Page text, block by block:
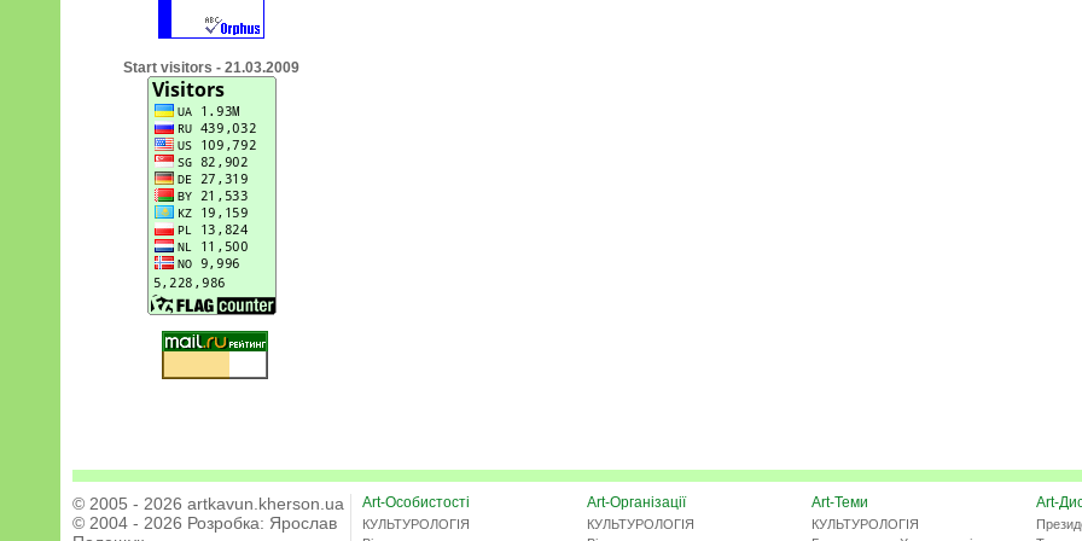
Start visitors - 21.03.2009
© 2005 - 2026 artkavun.kherson.ua
© 2004 - 2026 Розробка: Ярослав
Art-Особистості
КУЛЬТУРОЛОГІЯ
Art-Організації
КУЛЬТУРОЛОГІЯ
Art-Теми
КУЛЬТУРОЛОГІЯ
Art-